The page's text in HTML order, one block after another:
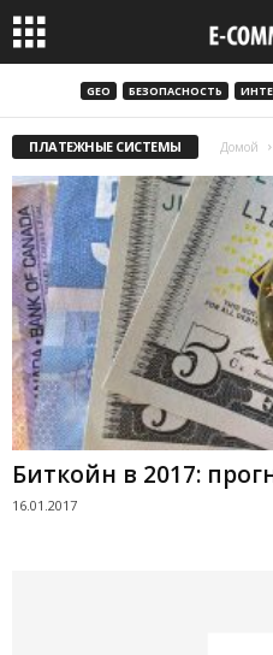
GEO БЕЗОПАСНОСТЬ
ПЛАТЕЖНЫЕ СИСТЕМЫ Домой
Биткойн в 2017:
16.01.2017